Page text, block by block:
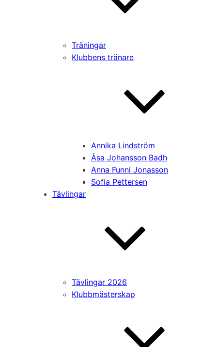
Träningar
Klubbens tränare
Annika Lindström
Åsa Johansson Badh
Anna Funni Jonasson
Sofia Pettersen
Tävlingar
Tävlingar 2026
Klubbmästerskap